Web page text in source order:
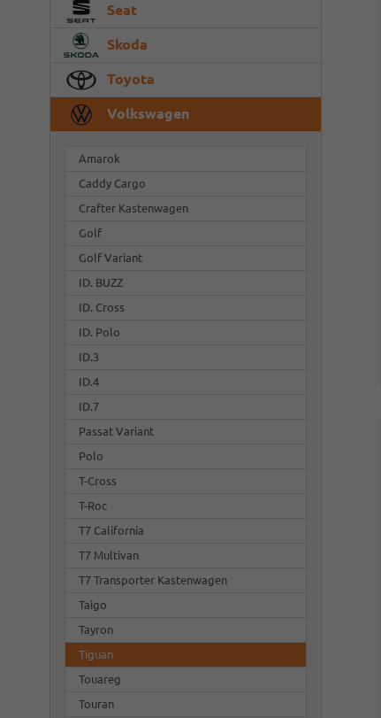
Seat
Skoda
Toyota
Volkswagen
Amarok
Caddy Cargo
Crafter Kastenwagen
Golf
Golf Variant
ID. BUZZ
ID. Cross
ID. Polo
ID.3
ID.4
ID.7
Passat Variant
Polo
T-Cross
T-Roc
T7 California
T7 Multivan
T7 Transporter Kastenwagen
Taigo
Tayron
Tiguan
Touareg
Touran